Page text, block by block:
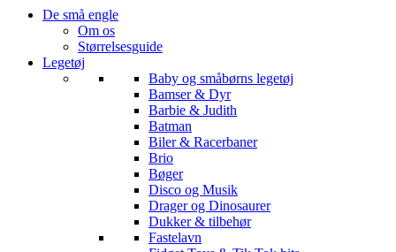
De små engle
Om os
Størrelsesguide
Legetøj
Baby og småbørns legetøj
Bamser & Dyr
Barbie & Judith
Batman
Biler & Racerbaner
Brio
Bøger
Disco og Musik
Drager og Dinosaurer
Dukker & tilbehør
Fastelavn